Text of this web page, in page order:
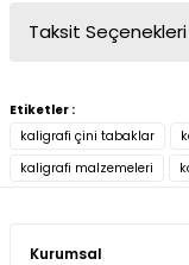
Taksit Seçenekleri
Etiketler :
kaligrafi çini tabaklar
kaligrafi malzemeleri
Kurumsal